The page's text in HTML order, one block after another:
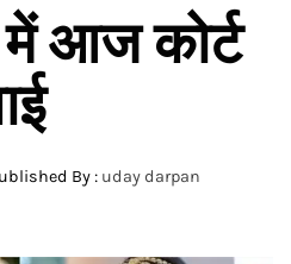
आज कोर्ट
By : uday darpan